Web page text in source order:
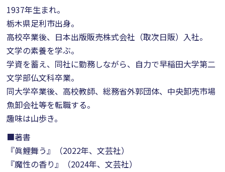
1937年生まれ。
栃木県足利市出身。
高校卒業後、日本出版販売株式会社（取次日販）入社。
文学の素養を学ぶ。
学資を蓄え、同社に勤務しながら、自力で早稲田大学第二
文学部仏文科卒業。
同大学卒業後、高校教師、総務省外郭団体、中央卸売市場
魚卸会社等を転職する。
趣味は山歩き。
■著書
『眞鯉舞う』（2022年、文芸社）
『魔性の香り』（2024年、文芸社）